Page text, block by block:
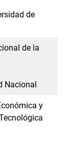
de
de la
Nacional
y